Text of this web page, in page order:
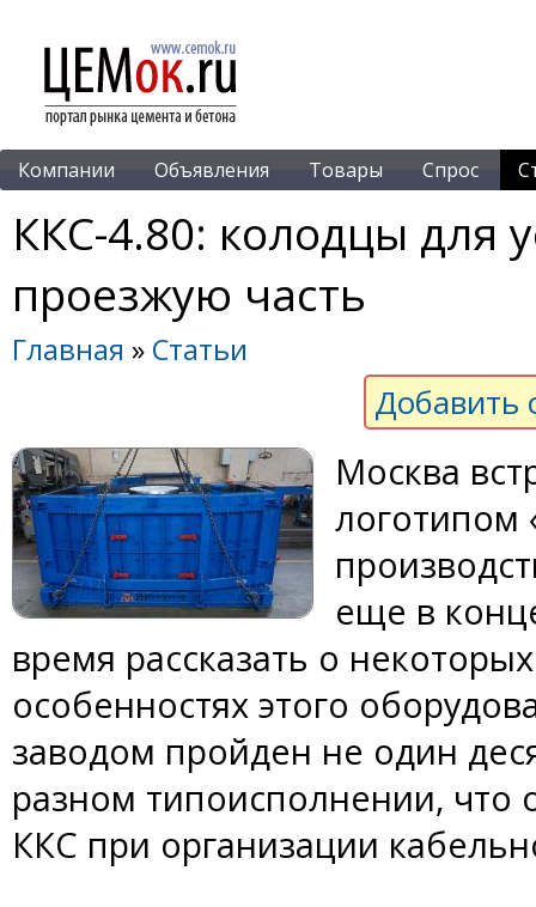
Компании Объявления Товары Спрос
ККС-4.80: колодцы для
проезжую часть
Главная » Статьи
Добавить
Москва
логотипом
еще в
время рассказать о
особенностях этого
заводом пройден не один
разном типоисполнении, что
ККС при организации